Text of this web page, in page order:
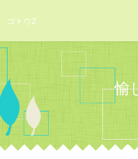
ゴトウ2
愉